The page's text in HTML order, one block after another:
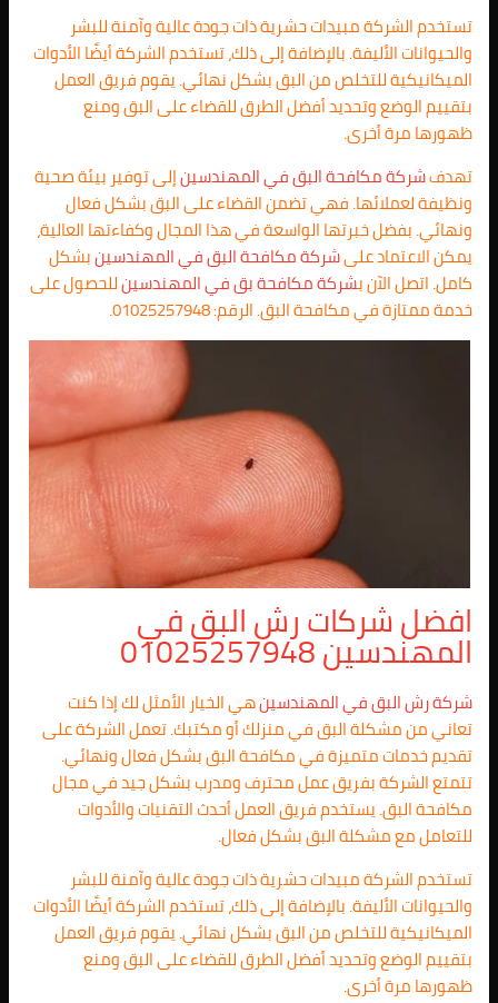
تستخدم الشركة مبيدات حشرية ذات جودة عالية وآمنة للبشر
والحيوانات الأليفة. بالإضافة إلى ذلك، تستخدم الشركة أيضًا الأدوات
الميكانيكية للتخلص من البق بشكل نهائي. يقوم فريق العمل
بتقييم الوضع وتحديد أفضل الطرق للقضاء على البق ومنع
ظهورها مرة أخرى.
تهدفشركة مكافحة البق في المهندسينإلى توفير بيئة صحية
ونظيفة لعملائها. فهي تضمن القضاء على البق بشكل فعال
ونهائي. بفضل خبرتها الواسعة في هذا المجال وكفاءتها العالية،
يمكن الاعتماد علىشركة مكافحة البق في المهندسينبشكل
كامل. اتصل الآن بشركة مكافحة بق في المهندسينللحصول على
خدمة ممتازة في مكافحة البق. الرقم: 01025257948.
افضل شركات رش البق في
المهندسين 01025257948
شركة رش البق في المهندسينهي الخيار الأمثل لك إذا كنت
تعاني من مشكلة البق في منزلك أو مكتبك. تعمل الشركة على
تقديم خدمات متميزة في مكافحة البق بشكل فعال ونهائي.
تتمتع الشركة بفريق عمل محترف ومدرب بشكل جيد في مجال
مكافحة البق. يستخدم فريق العمل أحدث التقنيات والأدوات
للتعامل مع مشكلة البق بشكل فعال.
تستخدم الشركة مبيدات حشرية ذات جودة عالية وآمنة للبشر
والحيوانات الأليفة. بالإضافة إلى ذلك، تستخدم الشركة أيضًا الأدوات
الميكانيكية للتخلص من البق بشكل نهائي. يقوم فريق العمل
بتقييم الوضع وتحديد أفضل الطرق للقضاء على البق ومنع
ظهورها مرة أخرى.